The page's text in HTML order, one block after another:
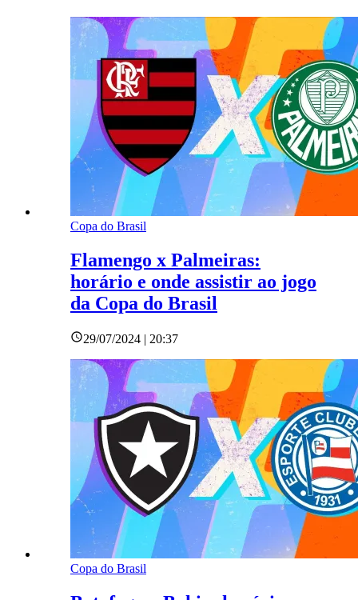
Copa do Brasil
Flamengo x Palmeiras:
horário e onde assistir ao jogo
da Copa do Brasil
29/07/2024 | 20:37
Copa do Brasil